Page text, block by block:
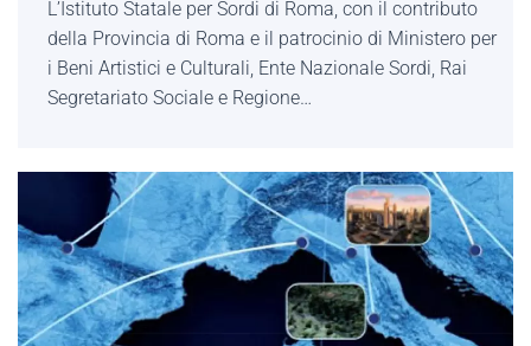
L’Istituto Statale per Sordi di Roma, con il contributo
della Provincia di Roma e il patrocinio di Ministero per
i Beni Artistici e Culturali, Ente Nazionale Sordi, Rai
Segretariato Sociale e Regione…